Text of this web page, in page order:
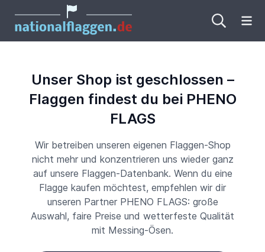
Unser Shop ist geschlossen –
Flaggen findest du bei PHENO
FLAGS
Wir betreiben unseren eigenen Flaggen-Shop
nicht mehr und konzentrieren uns wieder ganz
auf unsere Flaggen-Datenbank. Wenn du eine
Flagge kaufen möchtest, empfehlen wir dir
unseren Partner PHENO FLAGS: große
Auswahl, faire Preise und wetterfeste Qualität
mit Messing-Ösen.